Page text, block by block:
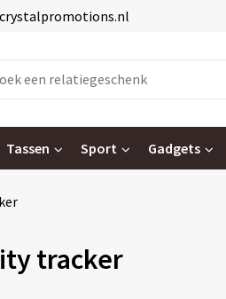
Tassen Sport Gadgets
tracker